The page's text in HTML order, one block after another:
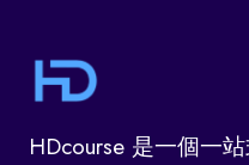
HDcourse 是一個一